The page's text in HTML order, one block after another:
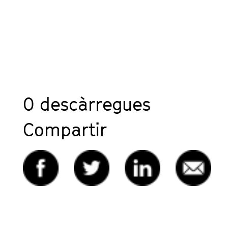
0 descàrregues
Compartir